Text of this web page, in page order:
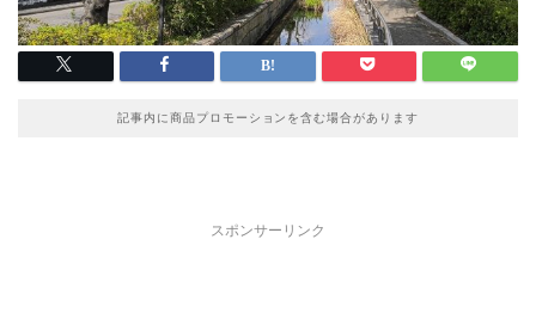
記事内に商品プロモーションを含む場合があります
スポンサーリンク